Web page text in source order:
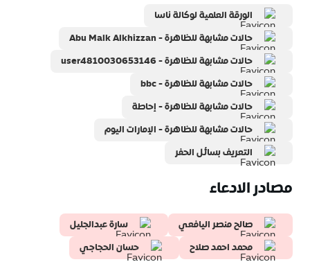
الورقة العلمية لوكالة ناسا
حالات مشابهة للظاهرة - Abu Malk Alkhizzan
حالات مشابهة للظاهرة - user4810030653146
حالات مشابهة للظاهرة - bbc
حالات مشابهة للظاهرة - إحاطة
حالات مشابهة للظاهرة - الإمارات اليوم
التعريف بسائل الحفر
مصادر الادعاء
صالح منصر اليافعي
سارة عبدالجليل
محمد احمد صلاح
حسان الحجاجي